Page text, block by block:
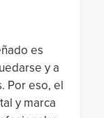
es
y a
Por eso, el
y marca